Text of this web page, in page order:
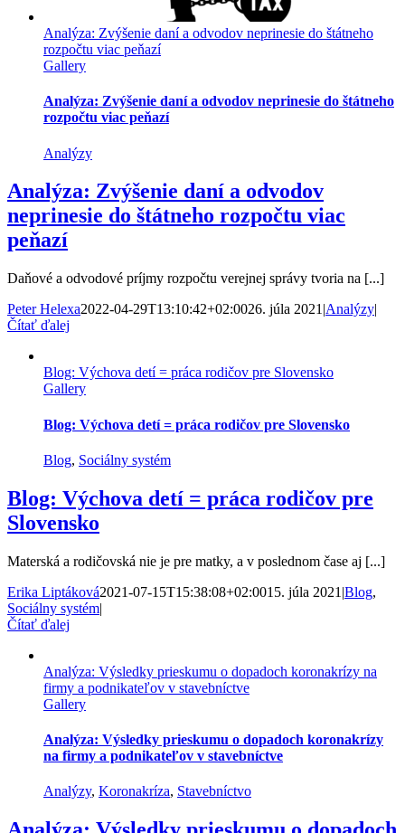
Analýza: Zvýšenie daní a odvodov neprinesie do štátneho
rozpočtu viac peňazí
Gallery
Analýza: Zvýšenie daní a odvodov neprinesie do štátneho
rozpočtu viac peňazí
Analýzy
Analýza: Zvýšenie daní a odvodov
neprinesie do štátneho rozpočtu viac
peňazí
Daňové a odvodové príjmy rozpočtu verejnej správy tvoria na [...]
Peter Helexa2022-04-29T13:10:42+02:0026. júla 2021 |Analýzy|
Čítať ďalej
Blog: Výchova detí = práca rodičov pre Slovensko
Gallery
Blog: Výchova detí = práca rodičov pre Slovensko
Blog, Sociálny systém
Blog: Výchova detí = práca rodičov pre
Slovensko
Materská a rodičovská nie je pre matky, a v poslednom čase aj [...]
Erika Liptáková2021-07-15T15:38:08+02:0015. júla 2021 |Blog,
Sociálny systém|
Čítať ďalej
Analýza: Výsledky prieskumu o dopadoch koronakrízy na
firmy a podnikateľov v stavebníctve
Gallery
Analýza: Výsledky prieskumu o dopadoch koronakrízy
na firmy a podnikateľov v stavebníctve
Analýzy, Koronakríza, Stavebníctvo